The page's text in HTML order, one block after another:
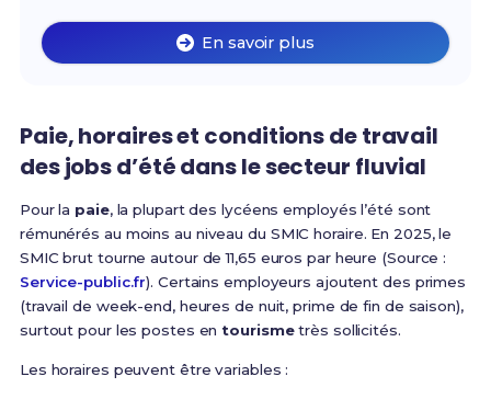
En savoir plus
Paie, horaires et conditions de travail
des jobs d’été dans le secteur fluvial
Pour la paie, la plupart des lycéens employés l’été sont
rémunérés au moins au niveau du SMIC horaire. En 2025, le
SMIC brut tourne autour de 11,65 euros par heure (Source :
Service-public.fr). Certains employeurs ajoutent des primes
(travail de week-end, heures de nuit, prime de fin de saison),
surtout pour les postes entourismetrès sollicités.
Les horaires peuvent être variables :